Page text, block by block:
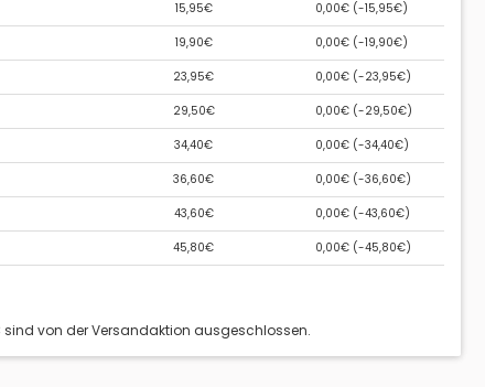
15,95€ 0,00€ (-15,95€)
19,90€ 0,00€ (-19,90€)
23,95€ 0,00€ (-23,95€)
29,50€ 0,00€ (-29,50€)
34,40€ 0,00€ (-34,40€)
36,60€ 0,00€ (-36,60€)
43,60€ 0,00€ (-43,60€)
45,80€ 0,00€ (-45,80€)
sind von der Versandaktion ausgeschlossen.